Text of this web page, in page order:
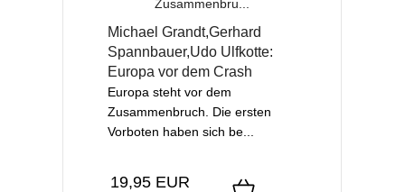
Michael Grandt,Gerhard
Spannbauer,Udo Ulfkotte:
Europa vor dem Crash
Europa steht vor dem
Zusammenbruch. Die ersten
Vorboten haben sich be...
19,95 EUR